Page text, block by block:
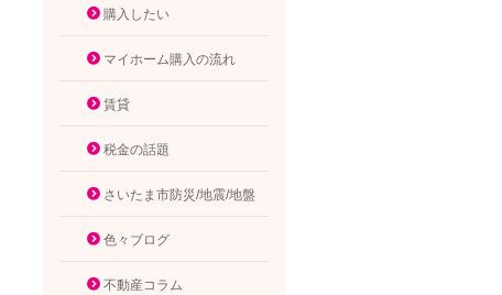
購入したい
マイホーム購入の流れ
賃貸
税金の話題
さいたま市防災/地震/地盤
色々ブログ
不動産コラム